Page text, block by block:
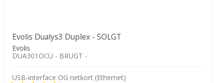
Evolis Dualys3 Duplex - SOLGT
Evolis
DUA301OCU - BRUGT -
USB-interface OG netkort (Ethernet)